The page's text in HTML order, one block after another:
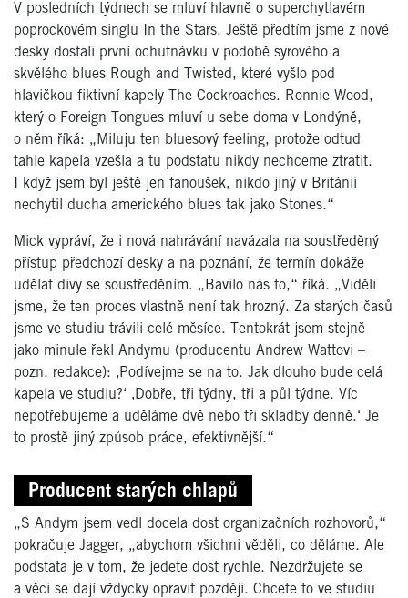
V posledních týdnech se mluví hlavně o superchytlavém
poprockovém singlu In the Stars. Ještě předtím jsme z nové
desky dostali první ochutnávku v podobě syrového a
skvělého blues Rough and Twisted, které vyšlo pod
hlavičkou fiktivní kapely The Cockroaches. Ronnie Wood,
který o Foreign Tongues mluví u sebe doma v Londýně,
o něm říká: „Miluju ten bluesový feeling, protože odtud
tahle kapela vzešla a tu podstatu nikdy nechceme ztratit.
I když jsem byl ještě jen fanoušek, nikdo jiný v Británii
nechytil ducha amerického blues tak jako Stones.“
Mick vypráví, že i nová nahrávání navázala na soustředěný
přístup předchozí desky a na poznání, že termín dokáže
udělat divy se soustředěním. „Bavilo nás to,“ říká. „Viděli
jsme, že ten proces vlastně není tak hrozný. Za starých časů
jsme ve studiu trávili celé měsíce. Tentokrát jsem stejně
jako minule řekl Andymu (producentu Andrew Wattovi –
pozn. redakce): ‚Podívejme se na to. Jak dlouho bude celá
kapela ve studiu?‘ ‚Dobře, tři týdny, tři a půl týdne. Víc
nepotřebujeme a uděláme dvě nebo tři skladby denně.‘ Je
to prostě jiný způsob práce, efektivnější.“
Producent starých chlapů
„S Andym jsem vedl docela dost organizačních rozhovorů,“
pokračuje Jagger, „abychom všichni věděli, co děláme. Ale
podstata je v tom, že jedete dost rychle. Nezdržujete se
a věci se dají vždycky opravit později. Chcete to ve studiu